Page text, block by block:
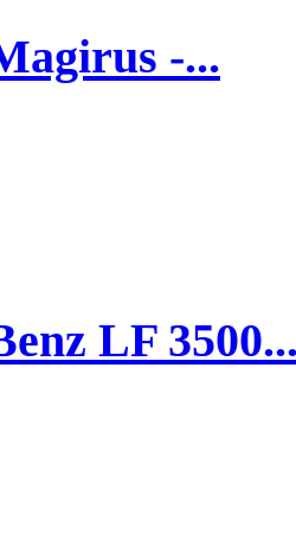
-...
LF